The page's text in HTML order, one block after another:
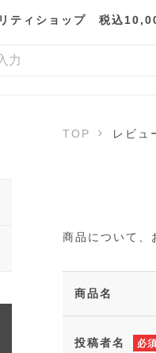
ティショップ 税込
TOP レビュ
商品について、
商品名
投稿者名 必須